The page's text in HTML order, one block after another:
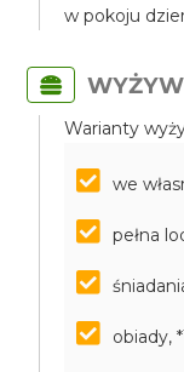
w pokoju
Warianty
we
pełna
obiady,